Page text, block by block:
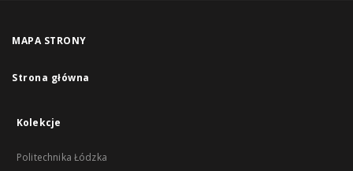
MAPA STRONY
Strona główna
Kolekcje
Politechnika Łódzka